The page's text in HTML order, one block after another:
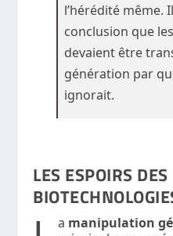
l’hérédité même.
conclusion que
devaient être
génération par
ignorait.
LES ESPOIRS DES
a manipulation